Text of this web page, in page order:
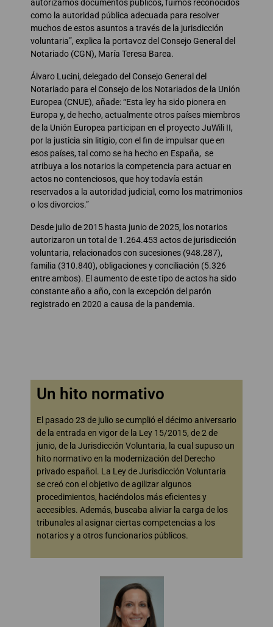
autorizamos documentos públicos, fuimos reconocidos
como la autoridad pública adecuada para resolver
muchos de estos asuntos a través de la jurisdicción
voluntaria”, explica la portavoz del Consejo General del
Notariado (CGN), María Teresa Barea.
Álvaro Lucini, delegado del Consejo General del
Notariado para el Consejo de los Notariados de la Unión
Europea (CNUE), añade: “Esta ley ha sido pionera en
Europa y, de hecho, actualmente otros países miembros
de la Unión Europea participan en el proyecto JuWili II,
por la justicia sin litigio, con el fin de impulsar que en
esos países, tal como se ha hecho en España, se
atribuya a los notarios la competencia para actuar en
actos no contenciosos, que hoy todavía están
reservados a la autoridad judicial, como los matrimonios
o los divorcios.”
Desde julio de 2015 hasta junio de 2025, los notarios
autorizaron un total de 1.264.453 actos de jurisdicción
voluntaria, relacionados con sucesiones (948.287),
familia (310.840), obligaciones y conciliación (5.326
entre ambos). El aumento de este tipo de actos ha sido
constante año a año, con la excepción del parón
registrado en 2020 a causa de la pandemia.
Un hito normativo
El pasado 23 de julio se cumplió el décimo aniversario
de la entrada en vigor de la Ley 15/2015, de 2 de
junio, de la Jurisdicción Voluntaria, la cual supuso un
hito normativo en la modernización del Derecho
privado español. La Ley de Jurisdicción Voluntaria
se creó con el objetivo de agilizar algunos
procedimientos, haciéndolos más eficientes y
accesibles. Además, buscaba aliviar la carga de los
tribunales al asignar ciertas competencias a los
notarios y a otros funcionarios públicos.